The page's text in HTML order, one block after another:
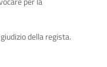
della regista.